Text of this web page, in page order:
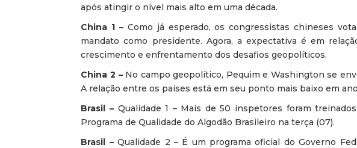
após atingir o nível mais alto em uma década.
China 1 – Como já esperado, os congressistas chineses
mandato como presidente. Agora, a expectativa é em
crescimento e enfrentamento dos desafios geopolíticos.
China 2 –No campo geopolítico, Pequim e Washington se
A relação entre os países está em seu ponto mais baixo em
Brasil –Qualidade 1 – Mais de 50 inspetores foram
Programa de Qualidade do Algodão Brasileiro na terça (07).
Brasil –Qualidade 2 – É um programa oficial do Governo